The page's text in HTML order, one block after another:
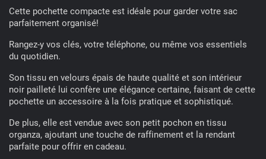
Cette pochette compacte est idéale pour garder votre sac
parfaitement organisé!
Rangez-y vos clés, votre téléphone, ou même vos essentiels
du quotidien.
Son tissu en velours épais de haute qualité et son intérieur
noir pailleté lui confère une élégance certaine, faisant de cette
pochette un accessoire à la fois pratique et sophistiqué.
De plus, elle est vendue avec son petit pochon en tissu
organza, ajoutant une touche de raffinement et la rendant
parfaite pour offrir en cadeau.